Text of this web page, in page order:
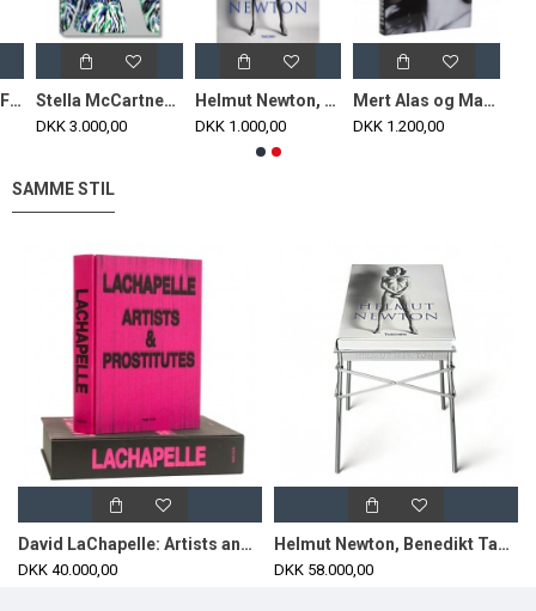
Pablo Picasso 'Femme au chapeau a pompons et au corsage imprimé' by Desso, cd Stella McCartney Edition, Fashion Designers: The Collection of the Museum at FIT
DKK 3.000,00
Helmut Newton, 20 years of sumo Benedikt Taschen verlag
DKK 1.000,00
Mert Alas og Marcus Piggott erotiske fotos udgivet af Tashen
DKK 1.200,00
SAMME STIL
David LaChapelle: Artists and Prostitutes, Køln: Benedikt Taschen Verlag 2006
DKK 40.000,00
Helmut Newton, Benedikt Taschen verlag Sumo bog inkl bord
DKK 58.000,00